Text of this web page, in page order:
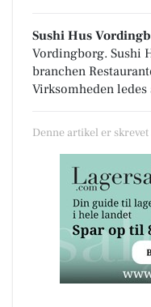
Sushi Hus
Vordingborg. Sushi
branchen
Virksomheden
Denne artikel er